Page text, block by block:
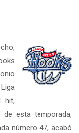
hit,
de esta temporada,
número 47, acabó